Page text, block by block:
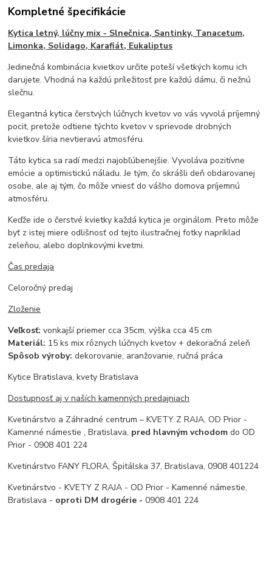
Kompletné špecifikácie
Kytica letný, lúčny mix - Slnečnica, Santinky, Tanacetum,
Limonka, Solidago, Karafiát, Eukaliptus
Jedinečná kombinácia kvietkov určite poteší všetkých komu ich
darujete. Vhodná na každú príležitosť pre každú dámu, či nežnú
slečnu.
Elegantná kytica čerstvých lúčnych kvetov vo vás vyvolá príjemný
pocit, pretože odtiene týchto kvetov v sprievode drobných
kvietkov šíria nevtieravú atmosféru.
Táto kytica sa radí medzi najobľúbenejšie. Vyvoláva pozitívne
emócie a optimistickú náladu. Je tým, čo skrášli deň obdarovanej
osobe, ale aj tým, čo môže vniesť do vášho domova príjemnú
atmosféru.
Keďže ide o čerstvé kvietky každá kytica je orginálom. Preto môže
byť z istej miere odlišnosť od tejto ilustračnej fotky napríklad
zeleňou, alebo doplnkovými kvetmi.
Čas predaja
Celoročný predaj
Zloženie
Veľkosť:vonkajší priemer cca 35cm, výška cca 45 cm
Materiál: 15 ks mix rôznych lúčnych kvetov + dekoračná zeleň
Spôsob výroby: dekorovanie, aranžovanie, ručná práca
Kytice Bratislava, kvety Bratislava
Dostupnosť aj v naších kamenných predajniach
Kvetinárstvo a Záhradné centrum – KVETY Z RAJA, OD Prior -
Kamenné námestie , Bratislava, pred hlavným vchodom do OD
Prior - 0908 401 224
Kvetinárstvo FANY FLORA, Špitálska 37, Bratislava, 0908 401224
Kvetinárstvo - KVETY Z RAJA - OD Prior - Kamenné námestie,
Bratislava - oproti DM drogérie -0908 401 224